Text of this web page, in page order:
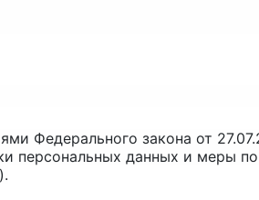
Федерального закона от
персональных данных и меры